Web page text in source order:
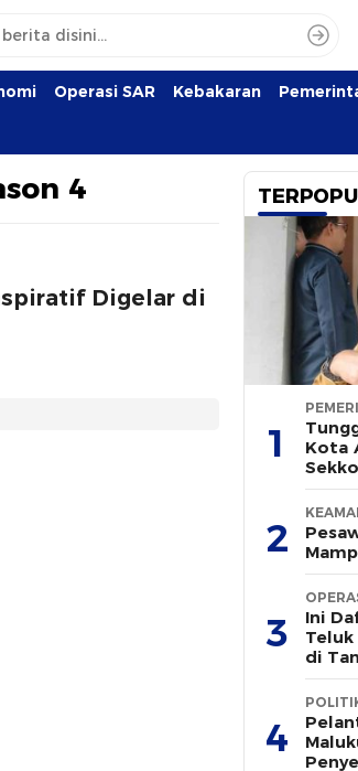
Operasi SAR Kebakaran
4
Digelar di
1
Kota
2
3
Ini
Teluk
di
4